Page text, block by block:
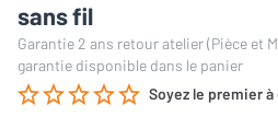
sans fil
Garantie 2 ans retour atelier (Pièce et
garantie disponible dans le panier
Soyez le premier